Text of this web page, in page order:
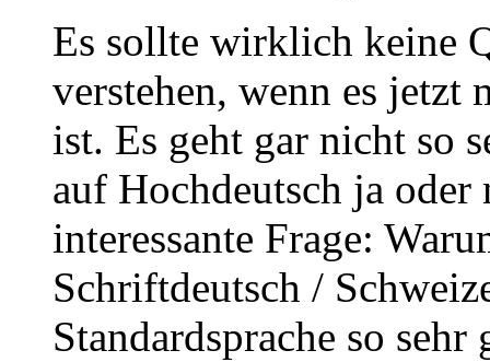
Es sollte wirklich keine
verstehen, wenn es jetzt
ist. Es geht gar nicht so
auf Hochdeutsch ja
interessante Frage:
Schriftdeutsch /
Standardsprache so